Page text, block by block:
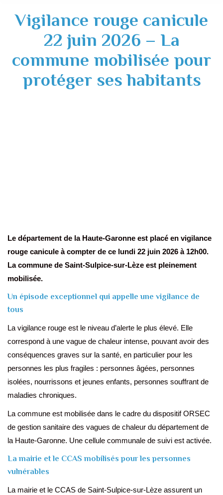
Vigilance rouge canicule
22 juin 2026 – La
commune mobilisée pour
protéger ses habitants
Le département de la Haute-Garonne est placé en vigilance
rouge canicule à compter de ce lundi 22 juin 2026 à 12h00.
La commune de Saint-Sulpice-sur-Lèze est pleinement
mobilisée.
Un épisode exceptionnel qui appelle une vigilance de
tous
La vigilance rouge est le niveau d’alerte le plus élevé. Elle
correspond à une vague de chaleur intense, pouvant avoir des
conséquences graves sur la santé, en particulier pour les
personnes les plus fragiles : personnes âgées, personnes
isolées, nourrissons et jeunes enfants, personnes souffrant de
maladies chroniques.
La commune est mobilisée dans le cadre du dispositif ORSEC
de gestion sanitaire des vagues de chaleur du département de
la Haute-Garonne. Une cellule communale de suivi est activée.
La mairie et le CCAS mobilisés pour les personnes
vulnérables
La mairie et le CCAS de Saint-Sulpice-sur-Lèze assurent un